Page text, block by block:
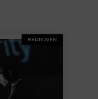
BEDRIJVEN